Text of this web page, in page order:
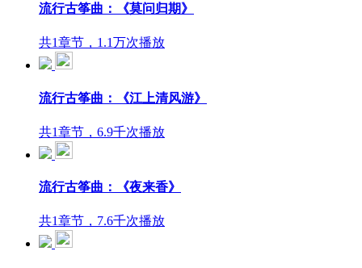
流行古筝曲：《莫问归期》
共1章节，1.1万次播放
流行古筝曲：《江上清风游》
共1章节，6.9千次播放
流行古筝曲：《夜来香》
共1章节，7.6千次播放